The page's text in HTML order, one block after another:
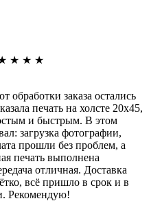
★ ★ ★
обработки заказа остались
печать на холсте 20х45,
и быстрым. В этом
загрузка фотографии,
прошли без проблем, а
печать выполнена
отличная. Доставка
всё пришло в срок и в
Рекомендую!